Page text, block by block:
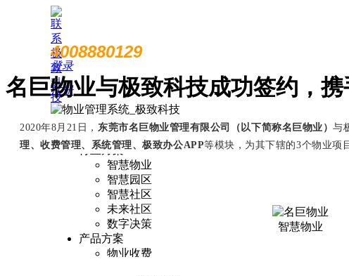
4008880129
登录
注册
首页
行业方案
智慧物业
智慧园区
智慧社区
未来社区
数字决策
产品方案
物业收费
名巨物业与极致科技成功签约，
2020年8 月 21 日， 东莞市名巨物业管理有限公司（以下简称名巨物业）与
理、收费管理、系统管理、极致办公APP等模块，为其下辖的3个物业项
智慧物业